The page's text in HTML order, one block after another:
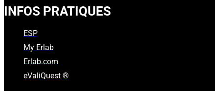
INFOS PRATIQUES
ESP
My Erlab
Erlab.com
eValiQuest ®